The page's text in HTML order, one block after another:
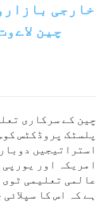
خارجی
چین
چین کے سرکاری
استراتیجیں
امریکہ اور
عالمی تعلیمی
ہے کہ اس کا